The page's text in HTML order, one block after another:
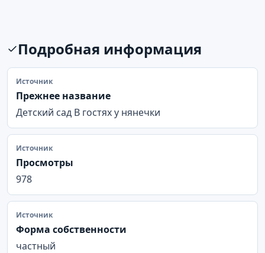
Подробная информация
Источник
Прежнее название
Детский сад В гостях у нянечки
Источник
Просмотры
978
Источник
Форма собственности
частный